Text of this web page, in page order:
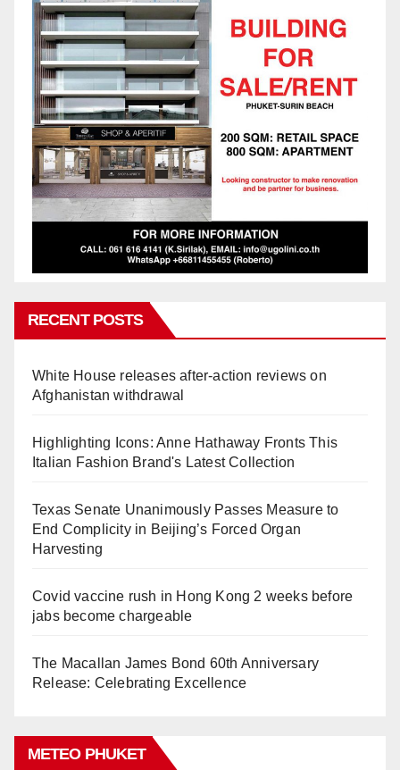
RECENT POSTS
White House releases after-action reviews on
Afghanistan withdrawal
Highlighting Icons: Anne Hathaway Fronts This
Italian Fashion Brand's Latest Collection
Texas Senate Unanimously Passes Measure to
End Complicity in Beijing’s Forced Organ
Harvesting
Covid vaccine rush in Hong Kong 2 weeks before
jabs become chargeable
The Macallan James Bond 60th Anniversary
Release: Celebrating Excellence
METEO PHUKET